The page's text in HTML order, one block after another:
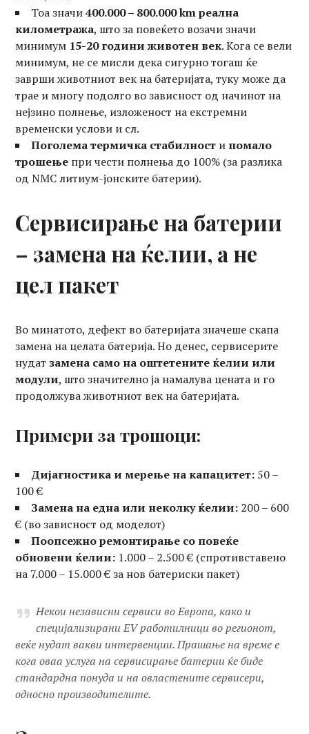
Тоа значи400.000 – 800.000 km реална
километража, што за повеќето возачи значи
минимум 15-20 години животен век. Кога се вели
минимум, не се мисли дека сигурно тогаш ќе
заврши животниот век на батеријата, туку може да
трае и многу подолго во зависност од начинот на
нејзино полнење, изложеност на екстремни
временски услови и сл.
Поголема термичка стабилност и помало
трошење при чести полнења до 100% (за разлика
од NMC литиум-јонските батерии).
Сервисирање на батерии
– замена на ќелии, а не
цел пакет
Во минатото, дефект во батеријата значеше скапа
замена на целата батерија. Но денес, сервисерите
нудатзамена само на оштетените ќелии или
модули, што значително ја намалува цената и го
продолжува животниот век на батеријата.
Примери за трошоци:
Дијагностика и мерење на капацитет: 50 –
100 €
Замена на една или неколку ќелии: 200 – 600
€ (во зависност од моделот)
Поопсежно ремонтирање со повеќе
обновени ќелии: 1.000 – 2.500 € (спротивставено
на 7.000 – 15.000 € за нов батериски пакет)
Некои независни сервиси во Европа, како и
специјализирани EV работилници во регионот,
веќе нудат вакви интервенции. Прашање на време е
кога оваа услуга на сервисирање батерии ќе биде
стандардна понуда и на овластените сервисери,
односно производителите.